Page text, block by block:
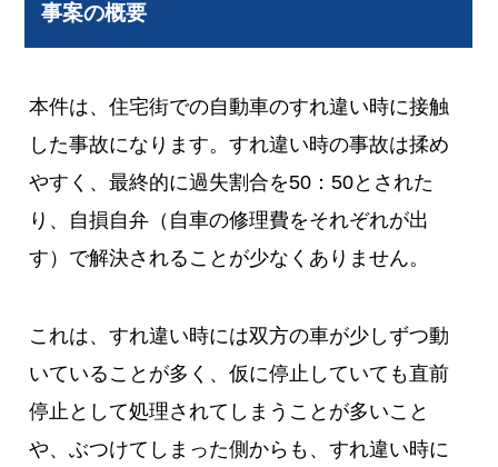
事案の概要
本件は、住宅街での自動車のすれ違い時に接触
した事故になります。すれ違い時の事故は揉め
やすく、最終的に過失割合を50：50とされた
り、自損自弁（自車の修理費をそれぞれが出
す）で解決されることが少なくありません。
これは、すれ違い時には双方の車が少しずつ動
いていることが多く、仮に停止していても直前
停止として処理されてしまうことが多いこと
や、ぶつけてしまった側からも、すれ違い時に